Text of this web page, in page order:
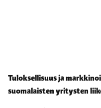
Tuloksellisuus ja
suomalaisten yritysten